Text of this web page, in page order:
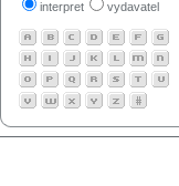
interpret vydavatel